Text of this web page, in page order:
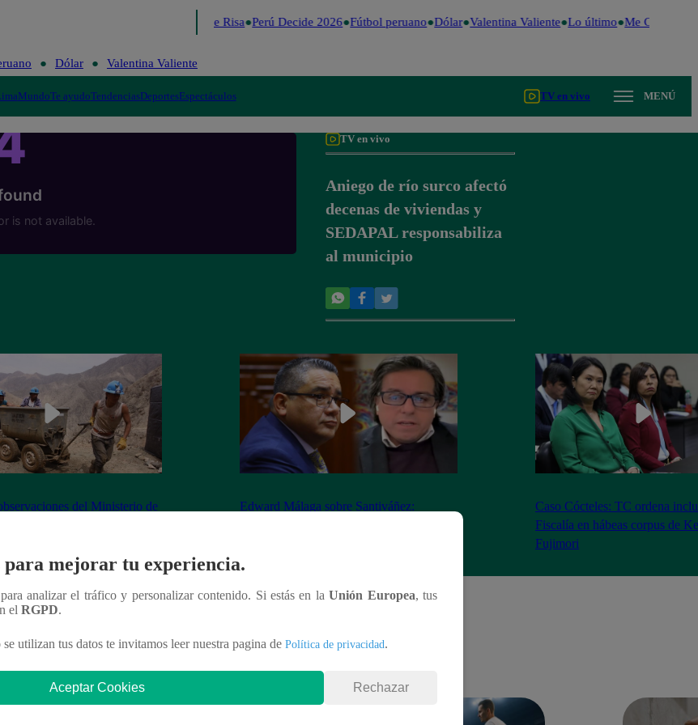
Me Caigo de Risa Perú Decide 2026 Fútbol peruano Dólar Valentina Valiente Lo último Me Caigo de
Dólar Valentina Valiente
MundoTe ayudoTendenciasDeportesEspectáculos TV en vivo MENÚ
TV en vivo
Aniego de río surco afectó
decenas de viviendas y
SEDAPAL responsabiliza
al municipio
del Ministerio de
Edward Málaga sobre Santiváñez:
Caso Cócteles: TC ordena
Fiscalía en hábeas corpus de
Fujimori
para mejorar tu experiencia.
analizar el tráfico y personalizar contenido. Si estás en laUnión Europea, tus
el RGPD.
utilizan tus datos te invitamos leer nuestra pagina de Política de privacidad.
Aceptar Cookies Rechazar